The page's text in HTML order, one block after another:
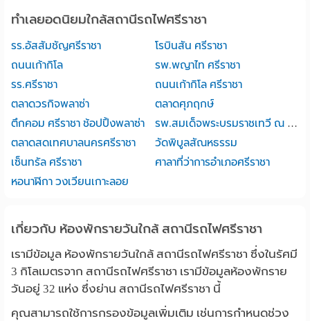
ทำเลยอดนิยมใกล้สถานีรถไฟศรีราชา
รร.อัสสัมชัญศรีราชา
โรบินสัน ศรีราชา
ถนนเก้ากิโล
รพ.พญาไท ศรีราชา
รร.ศรีราชา
ถนนเก้ากิโล ศรีราชา
ตลาดวรกิจพลาซ่า
ตลาดศุภฤกษ์
ตึกคอม ศรีราชา ช้อปปิ้งพลาซ่า
รพ.สมเด็จพระบรมราชเทวี ณ ศรีราชา
ตลาดสดเทศบาลนครศรีราชา
วัดพิบูลสัณหธรรม
เซ็นทรัล ศรีราชา
ศาลาที่ว่าการอำเภอศรีราชา
หอนาฬิกา วงเวียนเกาะลอย
เกี่ยวกับ ห้องพักรายวันใกล้ สถานีรถไฟศรีราชา
เรามีข้อมูล ห้องพักรายวันใกล้ สถานีรถไฟศรีราชา ซึ่งในรัศมี
3 กิโลเมตรจาก สถานีรถไฟศรีราชา เรามีข้อมูลห้องพักราย
วันอยู่ 32 แห่ง ซึ่งย่าน สถานีรถไฟศรีราชา นี้
คุณสามารถใช้การกรองข้อมูลเพิ่มเติม เช่นการกำหนดช่วง